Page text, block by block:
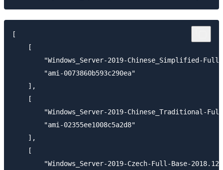
[
    [
"Windows_Server-2019-Chinese_Simplified-
        "ami-0073860b593c290ea"
    ],
    [
"Windows_Server-2019-Chinese_Traditional-
        "ami-02355ee1008c5a2d8"
    ],
    [
"Windows_Server-2019-Czech-Full-Base-